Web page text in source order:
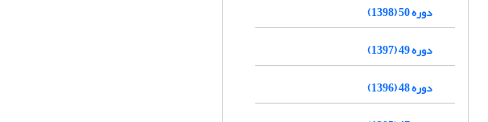
دوره 50 (1398)
دوره 49 (1397)
دوره 48 (1396)